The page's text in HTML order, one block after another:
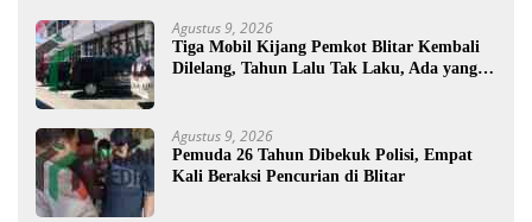
Agustus 9, 2026
Tiga Mobil Kijang Pemkot Blitar Kembali
Dilelang, Tahun Lalu Tak Laku, Ada yang
Agustus 9, 2026
Pemuda 26 Tahun Dibekuk Polisi, Empat
Kali Beraksi Pencurian di Blitar